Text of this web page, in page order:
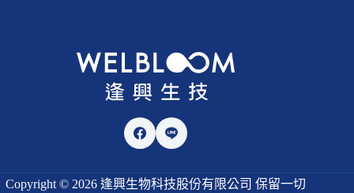
Copyright © 2026 逢興生物科技股份有限公司 保留一切